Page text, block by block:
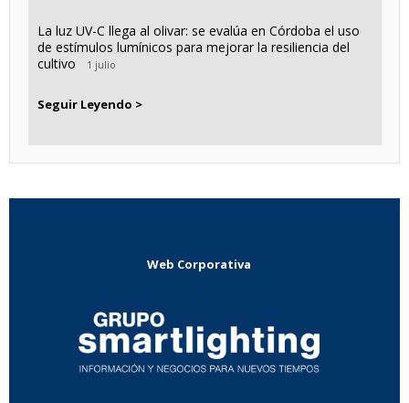
La luz UV-C llega al olivar: se evalúa en Córdoba el uso
de estímulos lumínicos para mejorar la resiliencia del
cultivo
1 julio
Seguir Leyendo >
Web Corporativa